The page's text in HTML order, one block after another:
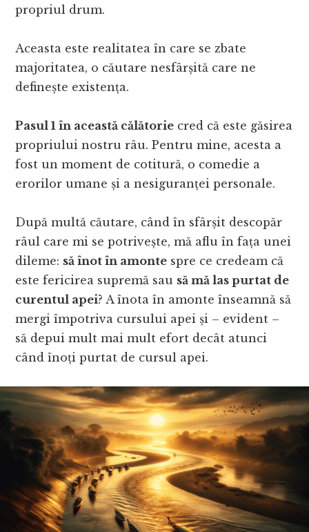
propriul drum.
Aceasta este realitatea în care se zbate
majoritatea, o căutare nesfârșită care ne
definește existența.
Pasul 1 în această călătorie cred că este găsirea
propriului nostru râu. Pentru mine, acesta a
fost un moment de cotitură, o comedie a
erorilor umane și a nesiguranței personale.
După multă căutare, când în sfârșit descopăr
râul care mi se potrivește, mă aflu în fața unei
dileme: să înot în amonte spre ce credeam că
este fericirea supremă sau să mă las purtat de
curentul apei? A înota în amonte înseamnă să
mergi împotriva cursului apei și – evident –
să depui mult mai mult efort decât atunci
când înoți purtat de cursul apei.